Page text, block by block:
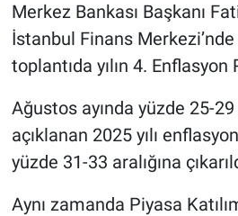
Merkez Bankası Başkanı
İstanbul Finans
toplantıda yılın 4. Enflasyon
Ağustos ayında yüzde 25-29
açıklanan 2025 yılı
yüzde 31-33 aralığına
Aynı zamanda Piyasa